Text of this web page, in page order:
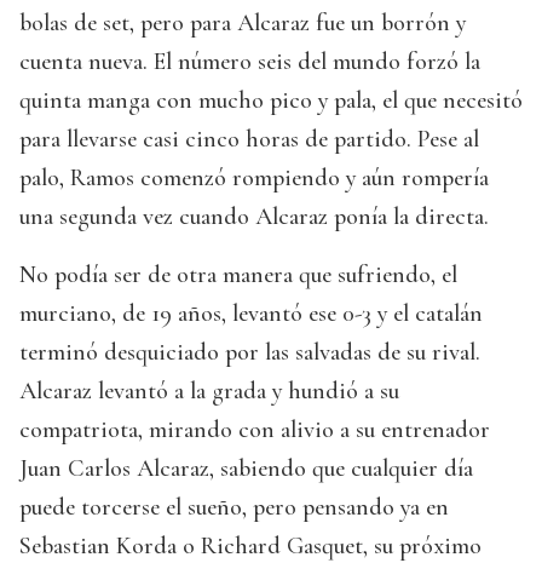
bolas de set, pero para Alcaraz fue un borrón y
cuenta nueva. El número seis del mundo forzó la
quinta manga con mucho pico y pala, el que necesitó
para llevarse casi cinco horas de partido. Pese al
palo, Ramos comenzó rompiendo y aún rompería
una segunda vez cuando Alcaraz ponía la directa.
No podía ser de otra manera que sufriendo, el
murciano, de 19 años, levantó ese 0-3 y el catalán
terminó desquiciado por las salvadas de su rival.
Alcaraz levantó a la grada y hundió a su
compatriota, mirando con alivio a su entrenador
Juan Carlos Alcaraz, sabiendo que cualquier día
puede torcerse el sueño, pero pensando ya en
Sebastian Korda o Richard Gasquet, su próximo